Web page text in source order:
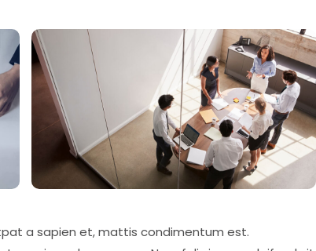
a sapien et, mattis condimentum est.